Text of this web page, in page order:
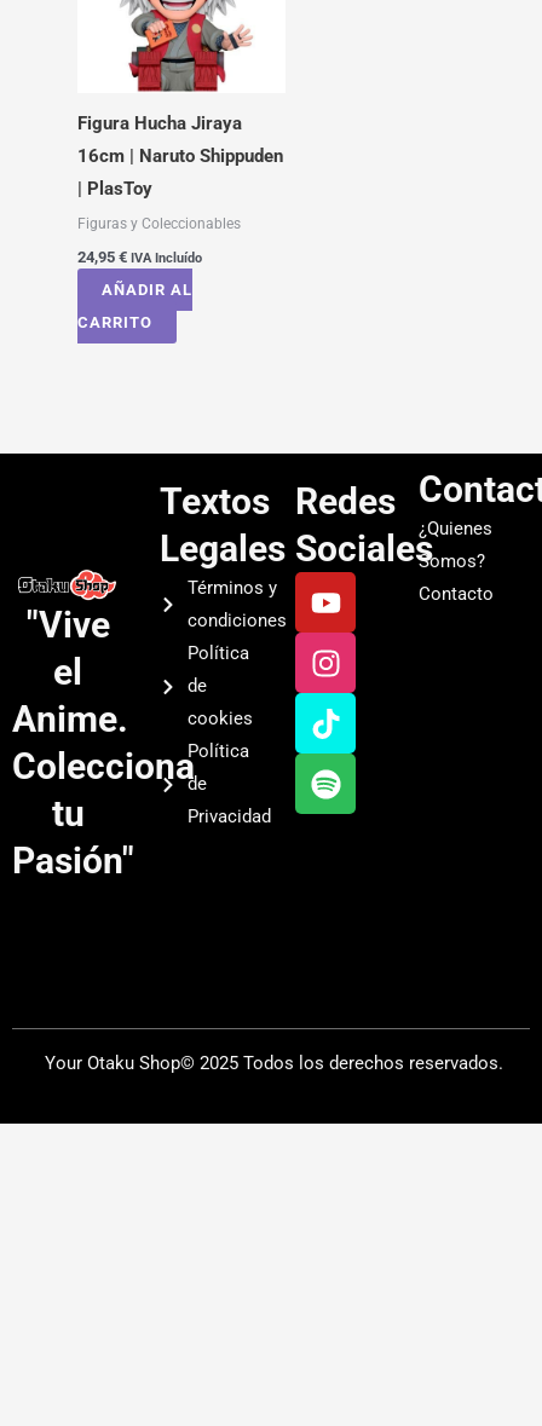
Figura Hucha Jiraya
16cm | Naruto Shippuden
| PlasToy
Figuras y Coleccionables
24,95 € IVA Incluído
AÑADIR AL
CARRITO
"Vive
el
Anime.
Colecciona
tu
Pasión"
Textos
Legales
Términos y
condiciones
Política
de
cookies
Política
de
Privacidad
Redes
Sociales
Y
o
u
t
u
b
e
I
n
s
t
a
g
r
a
T
i
k
t
o
k
S
p
o
t
i
f
y
¿Quienes
Somos?
Contacto
Your Otaku Shop© 2025 Todos los derechos reservados.